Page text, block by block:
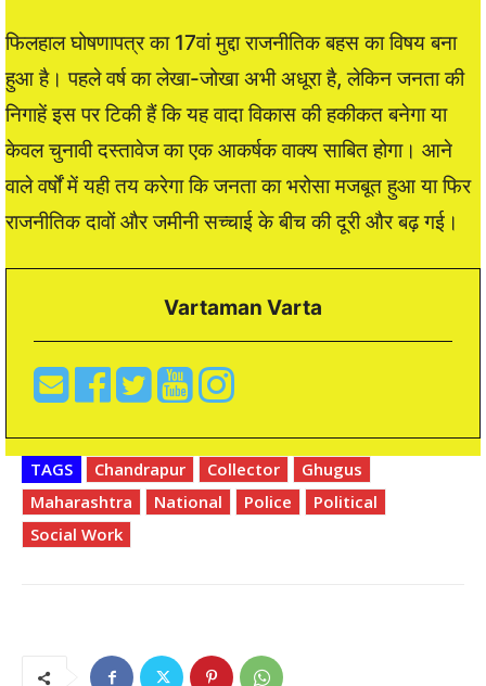
फिलहाल घोषणापत्र का 17वां मुद्दा राजनीतिक बहस का विषय बना
हुआ है। पहले वर्ष का लेखा-जोखा अभी अधूरा है, लेकिन जनता की
निगाहें इस पर टिकी हैं कि यह वादा विकास की हकीकत बनेगा या
केवल चुनावी दस्तावेज का एक आकर्षक वाक्य साबित होगा। आने
वाले वर्षों में यही तय करेगा कि जनता का भरोसा मजबूत हुआ या फिर
राजनीतिक दावों और जमीनी सच्चाई के बीच की दूरी और बढ़ गई।
Vartaman Varta
TAGS Chandrapur Collector
Ghugus
Maharashtra
National Police
Political
Social Work